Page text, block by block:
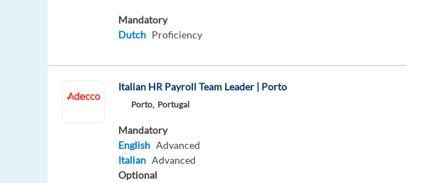
Mandatory
Dutch Proficiency
Italian HR Payroll Team Leader | Porto
Porto, Portugal
Mandatory
English Advanced
Italian Advanced
Optional